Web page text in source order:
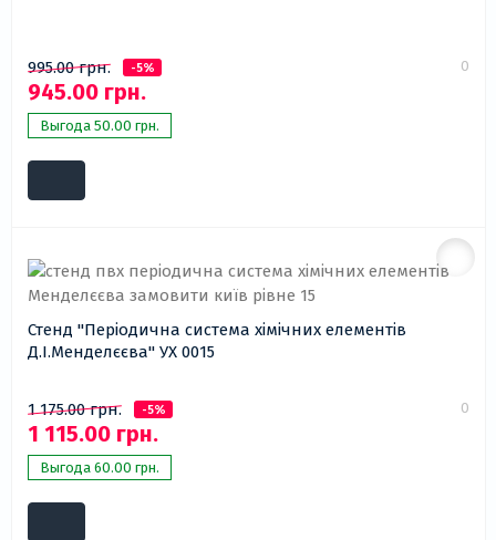
995.00 грн. -5%
945.00 грн.
Выгода 50.00 грн.
0
Стенд "Періодична система хімічних елементів
Д.І.Менделєєва" УХ 0015
1 175.00 грн. -5%
1 115.00 грн.
Выгода 60.00 грн.
0